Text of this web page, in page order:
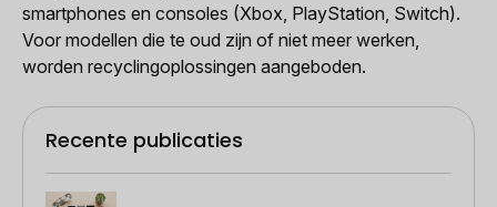
smartphones en consoles (Xbox, PlayStation, Switch).
Voor modellen die te oud zijn of niet meer werken,
worden recyclingoplossingen aangeboden.
Recente publicaties